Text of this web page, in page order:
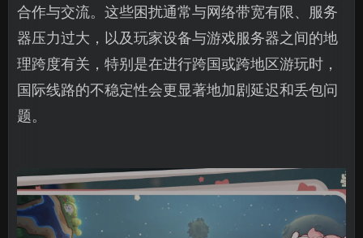
合作与交流。这些困扰通常与网络带宽有限、服务
器压力过大，以及玩家设备与游戏服务器之间的地
理跨度有关，特别是在进行跨国或跨地区游玩时，
国际线路的不稳定性会更显著地加剧延迟和丢包问
题。